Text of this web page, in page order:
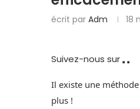
écrit par Adm 18
Suivez-nous sur
Il existe une
plus !